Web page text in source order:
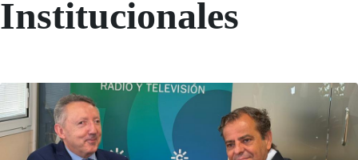
Institucionales